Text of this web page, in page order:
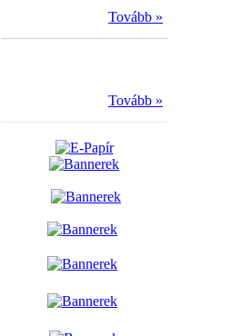
Tovább »
Tovább »